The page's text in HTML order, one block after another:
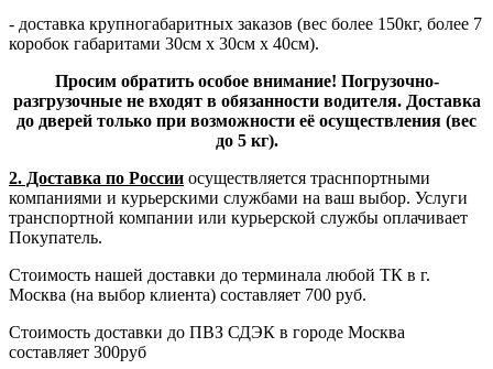
- доставка крупногабаритных заказов (вес более 150кг, более 7
коробок габаритами 30см х 30см х 40см).
Просим обратить особое внимание! Погрузочно-
разгрузочные не входят в обязанности водителя. Доставка
до дверей только при возможности её осуществления (вес
до 5 кг).
2. Доставка по России осуществляется траснпортными
компаниями и курьерскими службами на ваш выбор. Услуги
транспортной компании или курьерской службы оплачивает
Покупатель.
Стоимость нашей доставки до терминала любой ТК в г.
Москва (на выбор клиента) составляет 700 руб.
Стоимость доставки до ПВЗ СДЭК в городе Москва
составляет 300руб